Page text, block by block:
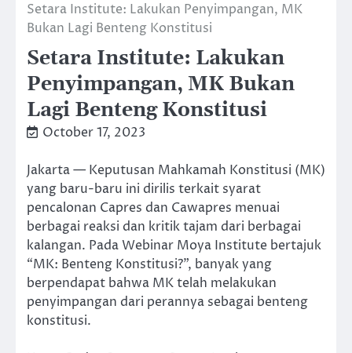
Setara Institute: Lakukan Penyimpangan, MK
Bukan Lagi Benteng Konstitusi
Setara Institute: Lakukan
Penyimpangan, MK Bukan
Lagi Benteng Konstitusi
October 17, 2023
Jakarta — Keputusan Mahkamah Konstitusi (MK)
yang baru-baru ini dirilis terkait syarat
pencalonan Capres dan Cawapres menuai
berbagai reaksi dan kritik tajam dari berbagai
kalangan. Pada Webinar Moya Institute bertajuk
“MK: Benteng Konstitusi?”, banyak yang
berpendapat bahwa MK telah melakukan
penyimpangan dari perannya sebagai benteng
konstitusi.